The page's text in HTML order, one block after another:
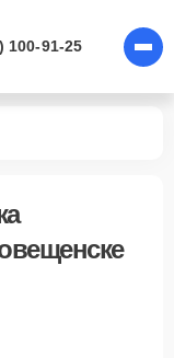
100-91-25